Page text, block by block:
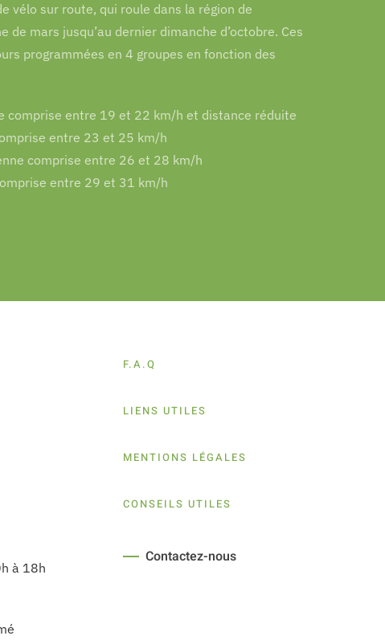
vélo sur route, qui roule dans la région de
mars jusqu’au dernier dimanche d’octobre. Ces
programmées en 4 groupes en fonction des
comprise entre 19 et 22 km/h et distance réduite
entre 23 et 25 km/h
comprise entre 26 et 28 km/h
entre 29 et 31 km/h
à 18h
F.A.Q
LIENS UTILES
MENTIONS LÉGALES
CONSEILS UTILES
Contactez-nous